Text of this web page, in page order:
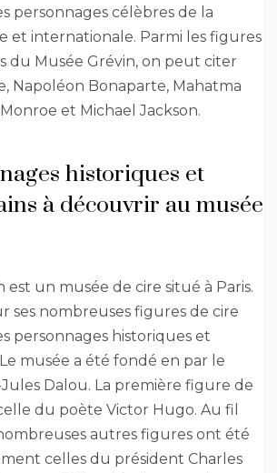
personnages célèbres de la
et internationale. Parmi les figures
du Musée Grévin, on peut citer
Napoléon Bonaparte, Mahatma
et Michael Jackson.
historiques et
à découvrir au musée
est un musée de cire situé à Paris.
ses nombreuses figures de cire
personnages historiques et
musée a été fondé en par le
Dalou. La première figure de
du poète Victor Hugo. Au fil
autres figures ont été
celles du président Charles